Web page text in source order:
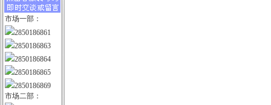
市场一部：
2850186861
2850186863
2850186864
2850186865
2850186869
市场二部：